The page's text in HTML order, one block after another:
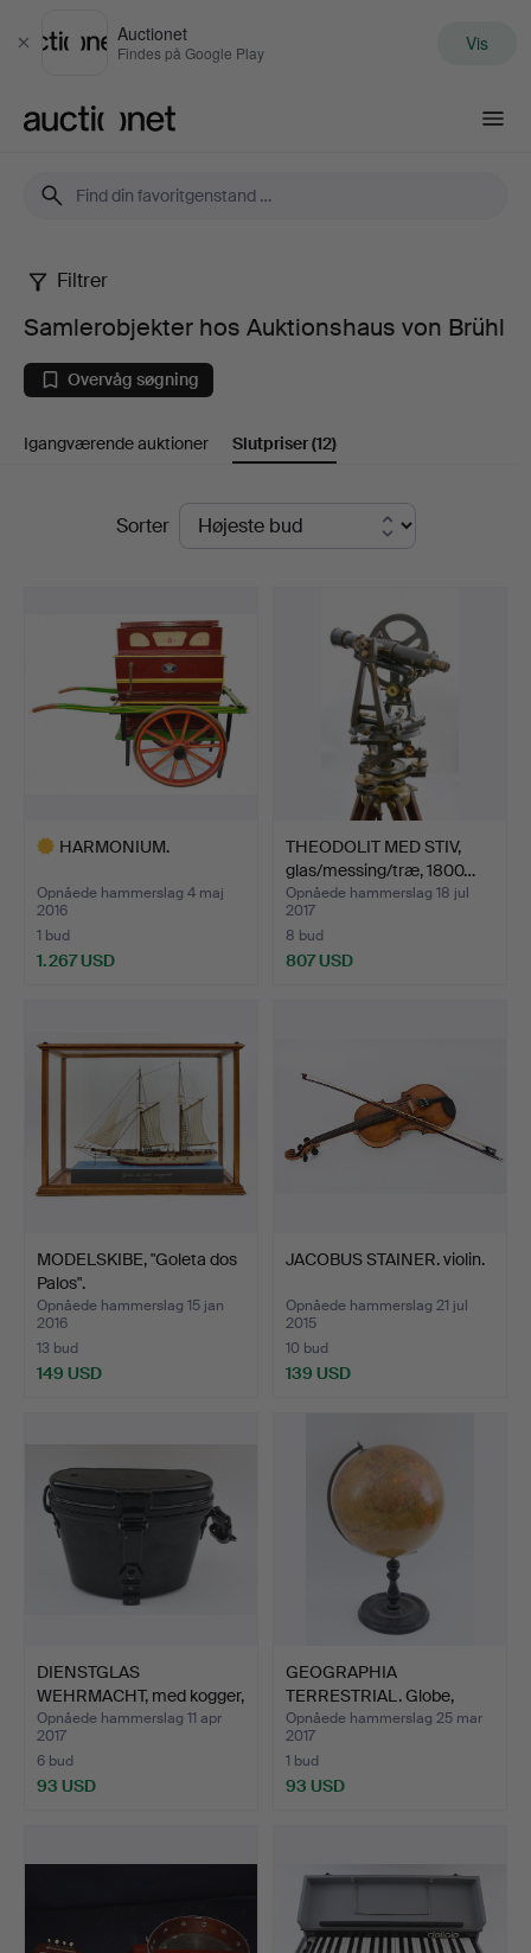
Luk
Auctionet
Findes på Google Play Vis
Samlerobjekter
hos
Auktionshaus
von
Filtrer
Samlerobjekter hos Auktionshaus von Brühl
Overvåg søgning
Igangværende auktioner Slutpriser(12)
SlutpriserSorter
HARMONIUM.
Opnåede hammerslag 4 maj
2016
1 bud
1.267 USD
THEODOLIT MED STIV,
glas/messing/træ, 1800…
Opnåede hammerslag 18 jul
2017
8 bud
807 USD
MODELSKIBE, "Goleta dos
Palos".
Opnåede hammerslag 15 jan
2016
13 bud
149 USD
JACOBUS STAINER. violin.
Opnåede hammerslag 21 jul
2015
10 bud
139 USD
DIENSTGLAS
WEHRMACHT, med kogger,
Tredje R…
Opnåede hammerslag 11 apr
2017
6 bud
93 USD
GEOGRAPHIA
TERRESTRIAL. Globe,
begyndelsen…
Opnåede hammerslag 25 mar
2017
1 bud
93 USD